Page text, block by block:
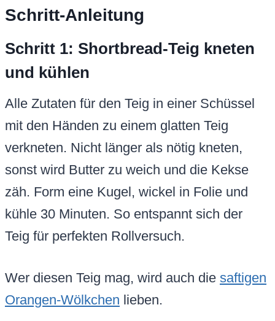
Schritt-Anleitung
Schritt 1: Shortbread-Teig kneten
und kühlen
Alle Zutaten für den Teig in einer Schüssel
mit den Händen zu einem glatten Teig
verkneten. Nicht länger als nötig kneten,
sonst wird Butter zu weich und die Kekse
zäh. Form eine Kugel, wickel in Folie und
kühle 30 Minuten. So entspannt sich der
Teig für perfekten Rollversuch.
Wer diesen Teig mag, wird auch die saftigen
Orangen-Wölkchen lieben.